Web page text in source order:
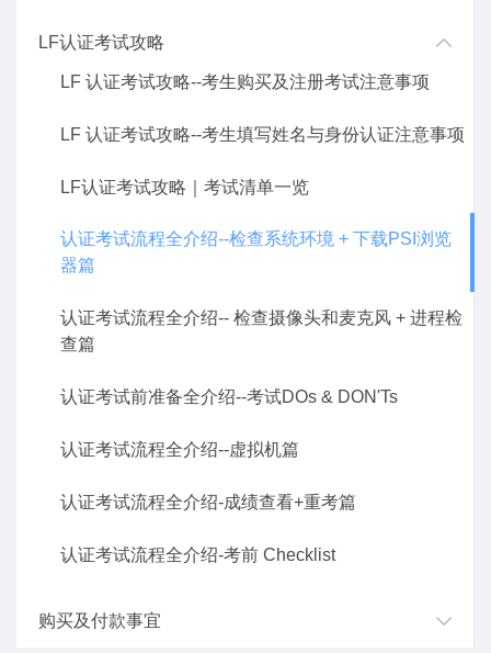
LF认证考试攻略
LF 认证考试攻略--考生购买及注册考试注意事项
LF 认证考试攻略--考生填写姓名与身份认证注意事项
LF认证考试攻略｜考试清单一览
认证考试流程全介绍--检查系统环境 + 下载PSI浏览
器篇
认证考试流程全介绍-- 检查摄像头和麦克风 + 进程检
查篇
认证考试前准备全介绍--考试DOs & DON'Ts
认证考试流程全介绍--虚拟机篇
认证考试流程全介绍-成绩查看+重考篇
认证考试流程全介绍-考前 Checklist
购买及付款事宜